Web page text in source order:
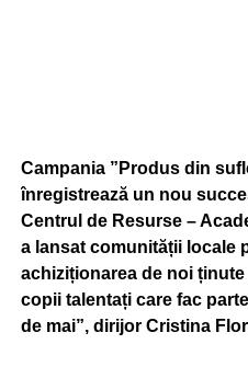
Campania ”Produs din
înregistrează un nou
Centrul de Resurse –
a lansat comunității locale
achiziționarea de noi
copii talentați care fac
de mai”, dirijor Cristina